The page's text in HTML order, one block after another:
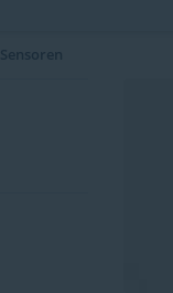
Sensoren